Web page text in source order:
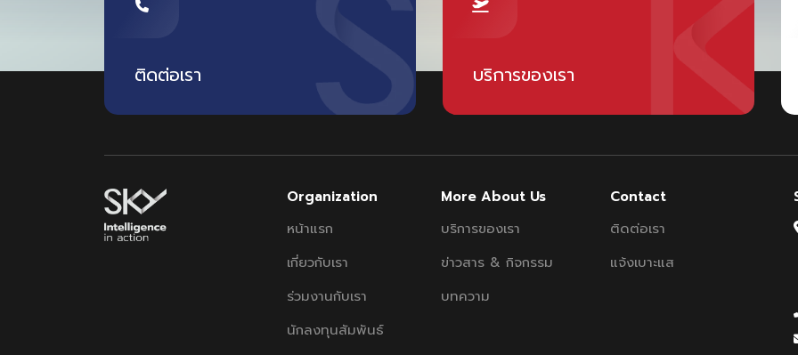
ติดต่อเรา บริการของเรา
Organization
หน้าแรก
เกี่ยวกับเรา
ร่วมงานกับเรา
นักลงทุนสัมพันธ์
More About Us
บริการของเรา
ข่าวสาร & กิจกรรม
บทความ
Contact
ติดต่อเรา
แจ้งเบาะแส